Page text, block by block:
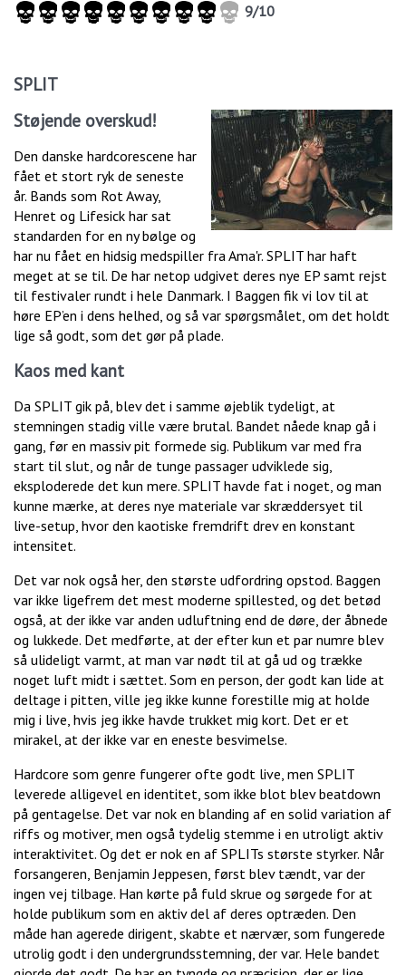
9/10
SPLIT
Støjende overskud!
Den danske hardcorescene har
fået et stort ryk de seneste
år. Bands som Rot Away,
Henret og Lifesick har sat
standarden for en ny bølge og
har nu fået en hidsig medspiller fra Ama'r. SPLIT har haft
meget at se til. De har netop udgivet deres nye EP samt rejst
til festivaler rundt i hele Danmark. I Baggen fik vi lov til at
høre EP’en i dens helhed, og så var spørgsmålet, om det holdt
lige så godt, som det gør på plade.
Kaos med kant
Da SPLIT gik på, blev det i samme øjeblik tydeligt, at
stemningen stadig ville være brutal. Bandet nåede knap gå i
gang, før en massiv pit formede sig. Publikum var med fra
start til slut, og når de tunge passager udviklede sig,
eksploderede det kun mere. SPLIT havde fat i noget, og man
kunne mærke, at deres nye materiale var skræddersyet til
live-setup, hvor den kaotiske fremdrift drev en konstant
intensitet.
Det var nok også her, den største udfordring opstod. Baggen
var ikke ligefrem det mest moderne spillested, og det betød
også, at der ikke var anden udluftning end de døre, der åbnede
og lukkede. Det medførte, at der efter kun et par numre blev
så ulideligt varmt, at man var nødt til at gå ud og trække
noget luft midt i sættet. Som en person, der godt kan lide at
deltage i pitten, ville jeg ikke kunne forestille mig at holde
mig i live, hvis jeg ikke havde trukket mig kort. Det er et
mirakel, at der ikke var en eneste besvimelse.
Hardcore som genre fungerer ofte godt live, men SPLIT
leverede alligevel en identitet, som ikke blot blev beatdown
på gentagelse. Det var nok en blanding af en solid variation af
riffs og motiver, men også tydelig stemme i en utroligt aktiv
interaktivitet. Og det er nok en af SPLITs største styrker. Når
forsangeren, Benjamin Jeppesen, først blev tændt, var der
ingen vej tilbage. Han kørte på fuld skrue og sørgede for at
holde publikum som en aktiv del af deres optræden. Den
måde han agerede dirigent, skabte et nærvær, som fungerede
utrolig godt i den undergrundsstemning, der var. Hele bandet